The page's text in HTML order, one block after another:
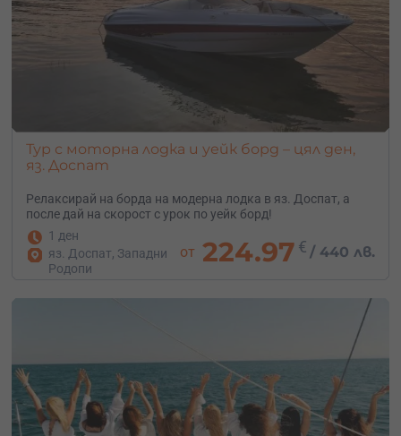
Тур с моторна лодка и уейк борд – цял ден,
яз. Доспат
Релаксирай на борда на модерна лодка в яз. Доспат, а
после дай на скорост с урок по уейк борд!
1 ден
яз. Доспат, Западни
Родопи
от 224.97 € /440 лв.